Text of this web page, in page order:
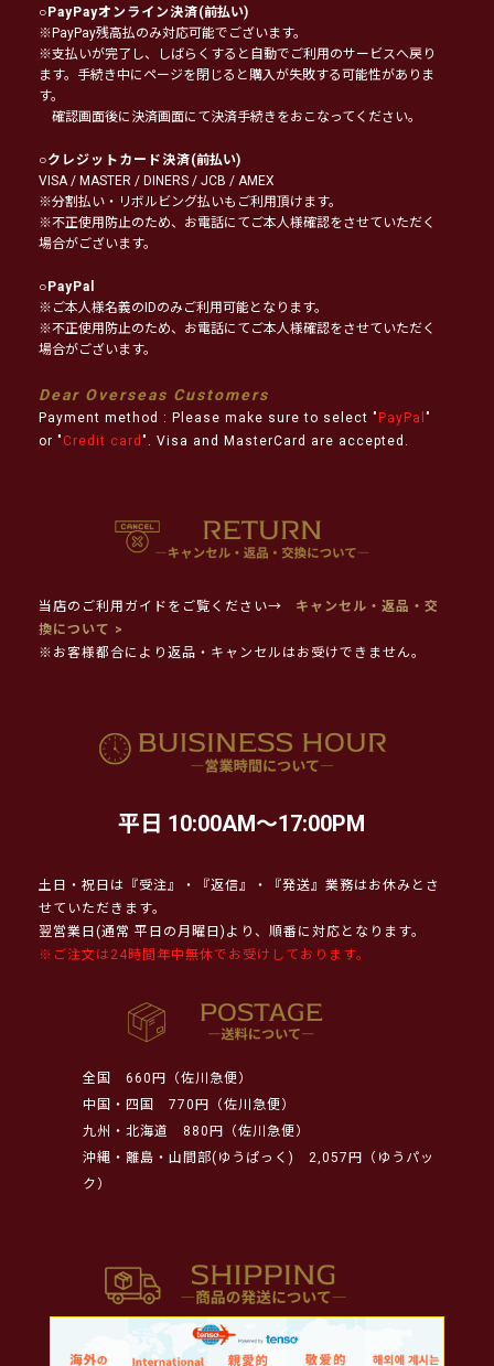
○PayPayオンライン決済(前払い)
※PayPay残高払のみ対応可能でございます。
※支払いが完了し、しばらくすると自動でご利用のサービスへ戻り
ます。手続き中にページを閉じると購入が失敗する可能性がありま
す。
確認画面後に決済画面にて決済手続きをおこなってください。
○クレジットカード決済(前払い)
VISA / MASTER / DINERS / JCB / AMEX
※分割払い・リボルビング払いもご利用頂けます。
※不正使用防止のため、お電話にてご本人様確認をさせていただく
場合がございます。
○PayPal
※ご本人様名義のIDのみご利用可能となります。
※不正使用防止のため、お電話にてご本人様確認をさせていただく
場合がございます。
Dear Overseas Customers
Payment method : Please make sure to select " PayPal "
or " Credit card ". Visa and MasterCard are accepted.
当店のご利用ガイドをご覧ください→
キャンセル・返品・交
換について >
※お客様都合により返品・キャンセルはお受けできません。
平日 10:00AM～17:00PM
土日・祝日は『受注』・『返信』・『発送』業務はお休みとさ
せていただきます。
翌営業日(通常 平日の月曜日)より、順番に対応となります。
※ご注文は24時間年中無休でお受けしております。
全国
660円（佐川急便）
中国・四国
770円（佐川急便）
九州・北海道
880円（佐川急便）
沖縄・離島・山間部(ゆうぱっく)
2,057円（ゆうパッ
ク）